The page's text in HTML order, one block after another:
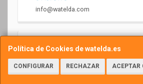
Política de Cookies de watelda.es
CONFIGURAR RECHAZAR ACEPTAR
info@watelda.com